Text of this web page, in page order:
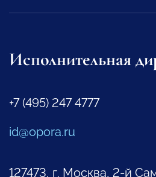
Исполнительная
+7 (495) 247 4777
id@opora.ru
127473, г. Москва, 2-й